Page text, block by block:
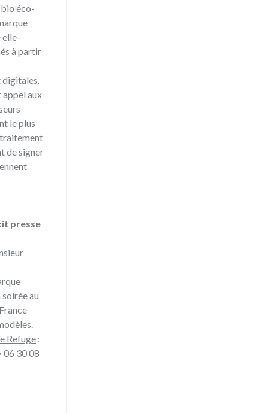
éco-
elle-
à partir
appel aux
le plus
traitement
de signer
presse
au
Refuge :
06 30 08